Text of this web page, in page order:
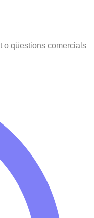
o qüestions comercials